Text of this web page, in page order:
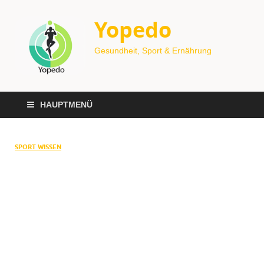
Yopedo
Gesundheit, Sport & Ernährung
HAUPTMENÜ
SPORT WISSEN